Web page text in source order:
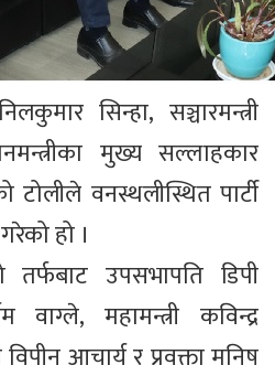
सिन्हा, सञ्चारमन्त्री
मुख्य सल्लाहकार
वनस्थलीस्थित पार्टी
हो ।
तर्फबाट उपसभापति डिपी
वाग्ले, महामन्त्री कविन्द्र